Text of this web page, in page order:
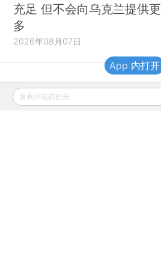
充足 但不会向乌克兰提供更
多
2026年08月07日
财新移动
发表评论得积分
App 内打开